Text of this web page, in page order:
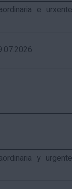
e urxente
y urgente